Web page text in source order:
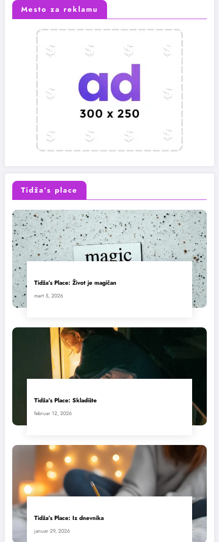
Mesto za reklamu
Tidža’s place
Tidža’s Place: Život je magičan
mart 5, 2026
Tidža’s Place: Skladište
februar 12, 2026
Tidža’s Place: Iz dnevnika
januar 29, 2026